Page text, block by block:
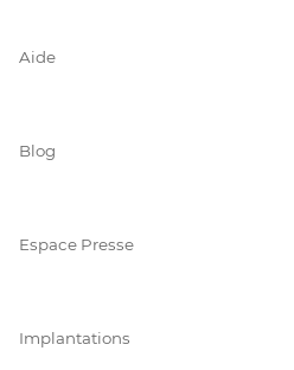
Aide
Blog
Espace Presse
Implantations